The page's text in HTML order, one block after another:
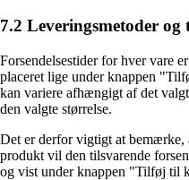
7.2 Leveringsmetoder og
Forsendelsestider for hver vare
placeret lige under knappen
kan variere afhængigt af det
den valgte størrelse.
Det er derfor vigtigt at bemærke,
produkt vil den tilsvarende
og vist under knappen "Tilføj til